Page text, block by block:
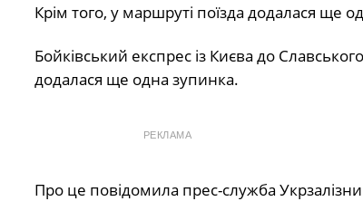
Крім того, у маршруті поїзда додалася ще
Бойківський експрес із Києва до
додалася ще одна зупинка.
РЕКЛАМА
Про це повідомила прес-служба